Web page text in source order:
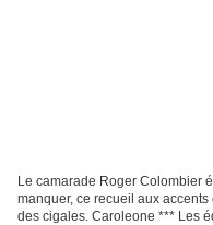
Le camarade Roger Colombier
manquer, ce recueil aux
des cigales. Caroleone *** Les